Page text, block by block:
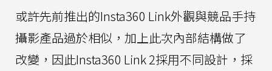
或許先前推出的Insta360 Link外觀與競品手持
攝影產品過於相似，加上此次內部結構做了
改變，因此Insta360 Link 2採用不同設計，採